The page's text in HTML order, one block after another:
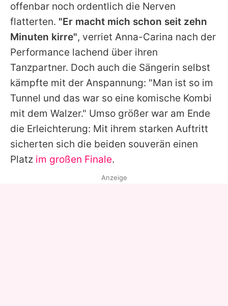
offenbar noch ordentlich die Nerven
flatterten. "Er macht mich schon seit zehn
Minuten kirre", verriet Anna-Carina nach der
Performance lachend über ihren
Tanzpartner. Doch auch die Sängerin selbst
kämpfte mit der Anspannung: "Man ist so im
Tunnel und das war so eine komische Kombi
mit dem Walzer." Umso größer war am Ende
die Erleichterung: Mit ihrem starken Auftritt
sicherten sich die beiden souverän einen
Platz im großen Finale.
Anzeige